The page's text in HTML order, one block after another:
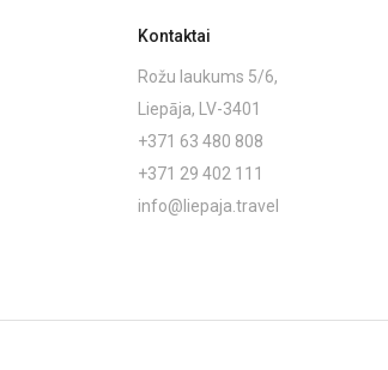
Kontaktai
Rožu laukums 5/6,
Liepāja, LV-3401
+371 63 480 808
+371 29 402 111
info@liepaja.travel